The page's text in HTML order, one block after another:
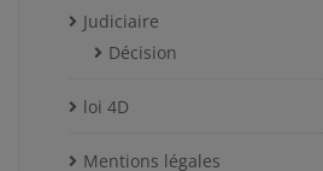
Judiciaire
Décision
loi 4D
Mentions légales